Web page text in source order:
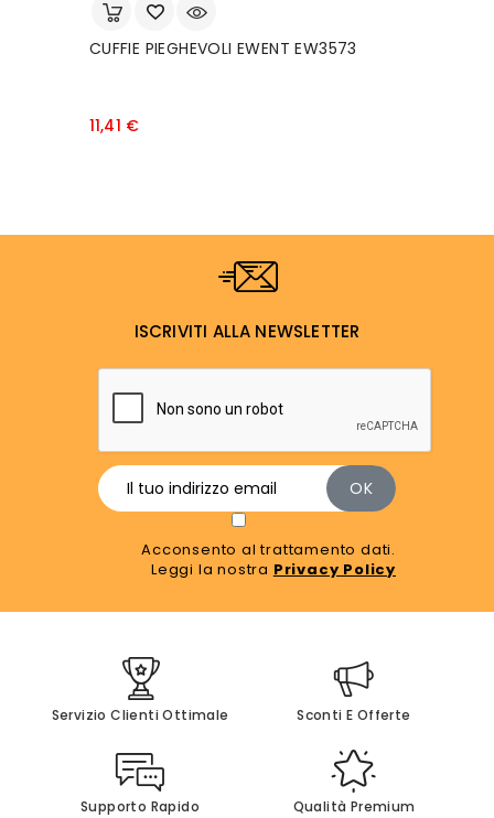
CUFFIE PIEGHEVOLI EWENT EW3573
11,41 €Prezzo
ISCRIVITI ALLA NEWSLETTER
Acconsento al trattamento dati.
Leggi la nostra Privacy Policy
Servizio Clienti Ottimale Sconti E Offerte
Supporto Rapido Qualità Premium